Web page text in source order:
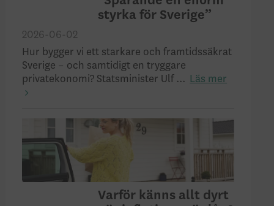
styrka för Sverige”
2026-06-02
Hur bygger vi ett starkare och framtidssäkrat
Sverige – och samtidigt en tryggare
privatekonomi? Statsminister Ulf ...
Läs mer
Varför känns allt dyrt